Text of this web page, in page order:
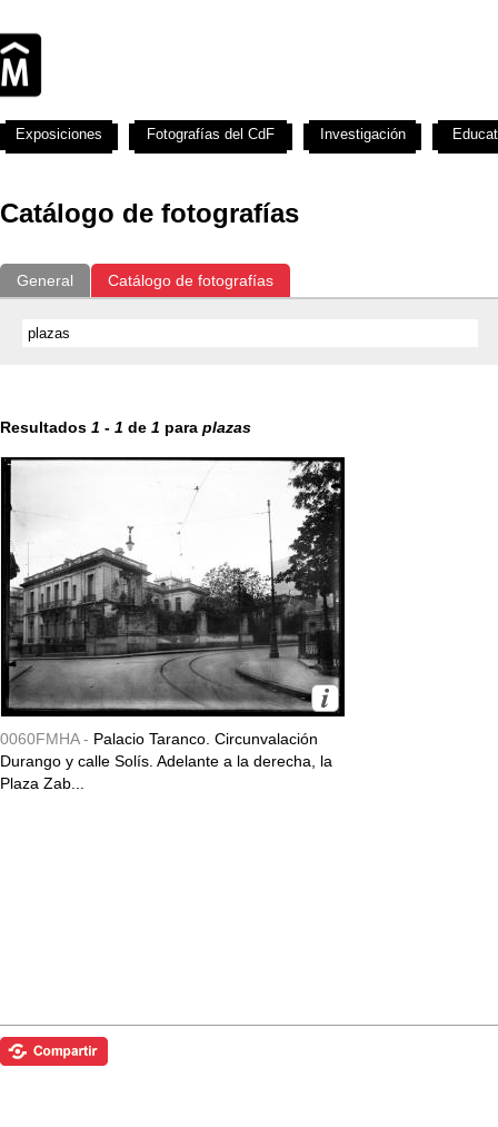
Catálogo de fotografías
General Catálogo de fotografías
Resultados 1 - 1 de 1 para plazas
0060FMHA - Palacio Taranco. Circunvalación
Durango y calle Solís. Adelante a la derecha, la
Plaza Zab...
Exposiciones Fotografías del CdF Investigación